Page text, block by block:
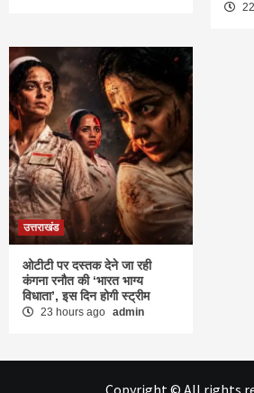
उत्तराखंड
ओटीटी पर दस्तक देने जा रही
कंगना रनौत की ‘भारत भाग्य
विधाता’, इस दिन होगी स्ट्रीम
23 hours ago admin